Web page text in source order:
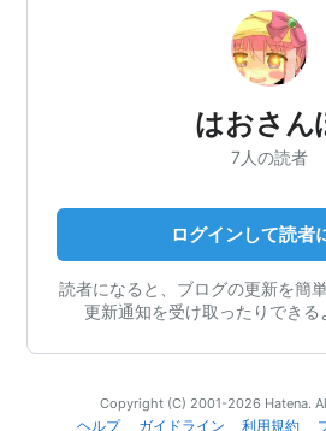
はおさん
7人の読者
ログインして読者
読者になると、ブログの更新を簡
更新通知を受け取ったりできる
Copyright (C) 2001-2026 Hatena.
ヘルプ
ガイドライン 利用規約